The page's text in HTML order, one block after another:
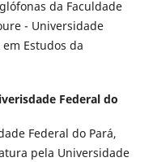
da Faculdade
- Universidade
Estudos da
Federal do
Federal do Pará,
pela Universidade